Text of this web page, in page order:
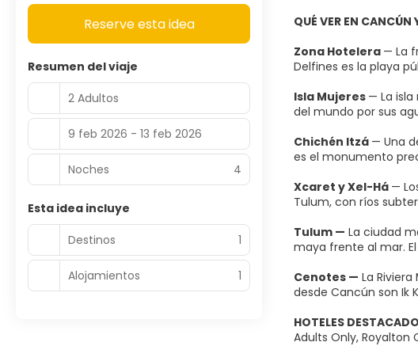
QUÉ VER EN CANCÚN
Zona Hotelera — La
Delfines es la playa
Isla Mujeres — La
del mundo por sus
Chichén Itzá — Una
es el monumento
Xcaret y Xel-Há —
Tulum, con ríos
Tulum — La ciudad
maya frente al mar.
Cenotes — La
desde Cancún son Ik
HOTELES
Adults Only, Royalton
Reserve esta idea
Resumen del viaje
2 Adultos
9 feb 2026 - 13 feb 2026
Noches 4
Esta idea incluye
Destinos
1
Alojamientos 1